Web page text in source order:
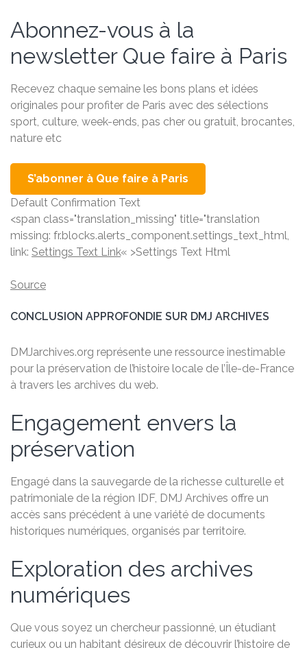
Abonnez-vous à la
newsletter Que faire à Paris
Recevez chaque semaine les bons plans et idées
originales pour profiter de Paris avec des sélections
sport, culture, week-ends, pas cher ou gratuit, brocantes,
nature etc
S’abonner à Que faire à Paris
Default Confirmation Text
<span class="translation_missing" title="translation
missing: fr.blocks.alerts_component.settings_text_html,
link: Settings Text Link« >Settings Text Html
Source
CONCLUSION APPROFONDIE SUR DMJ ARCHIVES
DMJarchives.org représente une ressource inestimable
pour la préservation de l’histoire locale de l’Île-de-France
à travers les archives du web.
Engagement envers la
préservation
Engagé dans la sauvegarde de la richesse culturelle et
patrimoniale de la région IDF, DMJ Archives offre un
accès sans précédent à une variété de documents
historiques numériques, organisés par territoire.
Exploration des archives
numériques
Que vous soyez un chercheur passionné, un étudiant
curieux ou un habitant désireux de découvrir l’histoire de